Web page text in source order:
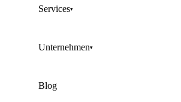
Services▾
Unternehmen▾
Blog